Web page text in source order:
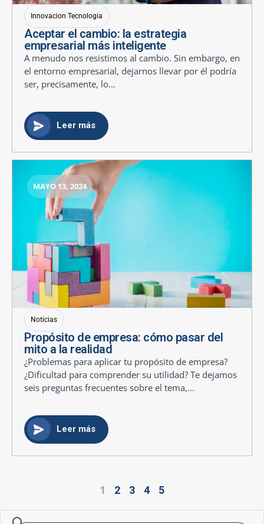
Innovacion Tecnologia
Aceptar el cambio: la estrategia
empresarial más inteligente
A menudo nos resistimos al cambio. Sin embargo, en
el entorno empresarial, dejarnos llevar por él podría
ser, precisamente, lo...
Leer más
MAYO 13, 2024
Noticias
Propósito de empresa: cómo pasar del
mito a la realidad
¿Problemas para aplicar tu propósito de empresa?
¿Dificultad para comprender su utilidad? Te dejamos
seis preguntas frecuentes sobre el tema,...
Leer más
1 2 3 4 5